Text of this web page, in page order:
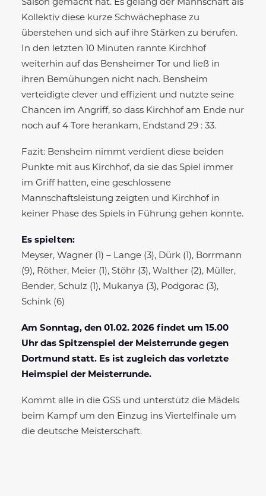
Saison gemacht hat. Es gelang der Mannschaft als
Kollektiv diese kurze Schwächephase zu
überstehen und sich auf ihre Stärken zu berufen.
In den letzten 10 Minuten rannte Kirchhof
weiterhin auf das Bensheimer Tor und ließ in
ihren Bemühungen nicht nach. Bensheim
verteidigte clever und effizient und nutzte seine
Chancen im Angriff, so dass Kirchhof am Ende nur
noch auf 4 Tore herankam, Endstand 29 : 33.
Fazit: Bensheim nimmt verdient diese beiden
Punkte mit aus Kirchhof, da sie das Spiel immer
im Griff hatten, eine geschlossene
Mannschaftsleistung zeigten und Kirchhof in
keiner Phase des Spiels in Führung gehen konnte.
Es spielten:
Meyser, Wagner (1) – Lange (3), Dürk (1), Borrmann
(9), Röther, Meier (1), Stöhr (3), Walther (2), Müller,
Bender, Schulz (1), Mukanya (3), Podgorac (3),
Schink (6)
Am Sonntag, den 01.02. 2026 findet um 15.00
Uhr das Spitzenspiel der Meisterrunde gegen
Dortmund statt. Es ist zugleich das vorletzte
Heimspiel der Meisterrunde.
Kommt alle in die GSS und unterstütz die Mädels
beim Kampf um den Einzug ins Viertelfinale um
die deutsche Meisterschaft.